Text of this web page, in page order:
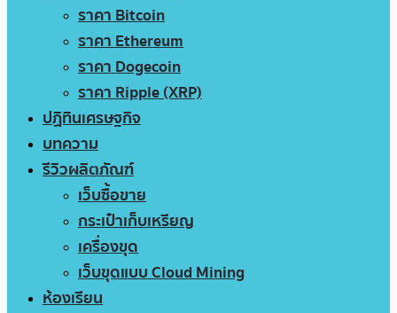
ราคา Bitcoin
ราคา Ethereum
ราคา Dogecoin
ราคา Ripple (XRP)
ปฏิทินเศรษฐกิจ
บทความ
รีวิวผลิตภัณฑ์
เว็บซื้อขาย
กระเป๋าเก็บเหรียญ
เครื่องขุด
เว็บขุดแบบ Cloud Mining
ห้องเรียน